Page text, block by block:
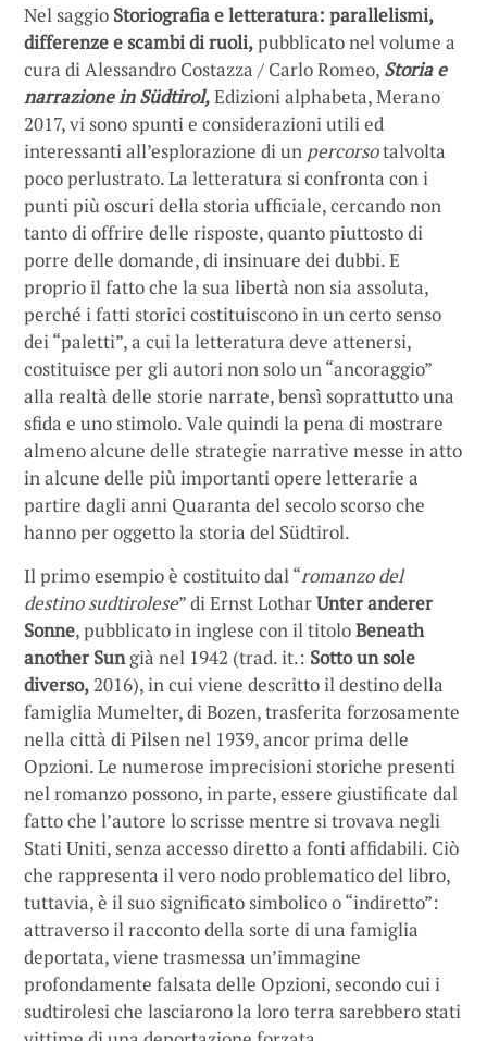
Nel saggio Storiografia e letteratura: parallelismi,
differenze e scambi di ruoli,pubblicato nel volume a
cura di Alessandro Costazza / Carlo Romeo, Storia e
narrazione in Südtirol,Edizioni alphabeta, Merano
2017, vi sono spunti e considerazioni utili ed
interessanti all’esplorazione di un percorsotalvolta
poco perlustrato. La letteratura si confronta con i
punti più oscuri della storia ufficiale, cercando non
tanto di offrire delle risposte, quanto piuttosto di
porre delle domande, di insinuare dei dubbi. E
proprio il fatto che la sua libertà non sia assoluta,
perché i fatti storici costituiscono in un certo senso
dei “paletti”, a cui la letteratura deve attenersi,
costituisce per gli autori non solo un “ancoraggio”
alla realtà delle storie narrate, bensì soprattutto una
sfida e uno stimolo. Vale quindi la pena di mostrare
almeno alcune delle strategie narrative messe in atto
in alcune delle più importanti opere letterarie a
partire dagli anni Quaranta del secolo scorso che
hanno per oggetto la storia del Südtirol.
Il primo esempio è costituito dal “romanzo del
destino sudtirolese” di Ernst LotharUnter anderer
Sonne, pubblicato in inglese con il titoloBeneath
another Sungià nel 1942 (trad. it.: Sotto un sole
diverso, 2016), in cui viene descritto il destino della
famiglia Mumelter, di Bozen, trasferita forzosamente
nella città di Pilsen nel 1939, ancor prima delle
Opzioni. Le numerose imprecisioni storiche presenti
nel romanzo possono, in parte, essere giustificate dal
fatto che l’autore lo scrisse mentre si trovava negli
Stati Uniti, senza accesso diretto a fonti affidabili. Ciò
che rappresenta il vero nodo problematico del libro,
tuttavia, è il suo significato simbolico o “indiretto”:
attraverso il racconto della sorte di una famiglia
deportata, viene trasmessa un’immagine
profondamente falsata delle Opzioni, secondo cui i
sudtirolesi che lasciarono la loro terra sarebbero stati